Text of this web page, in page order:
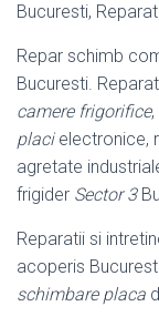
Bucuresti,
Repar schimb
Bucuresti.
camere frigorifice
placielectronice,
agretate
frigider Sector 3
Reparatii si
acoperis
schimbare placa